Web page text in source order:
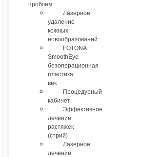
проблем
Лазерное
удаление
кожных
новообразований
FOTONA
SmoothEye
безоперационная
пластика
век
Процедурный
кабинет
Эффективное
лечение
растяжек
(стрий)
Лазерное
лечение